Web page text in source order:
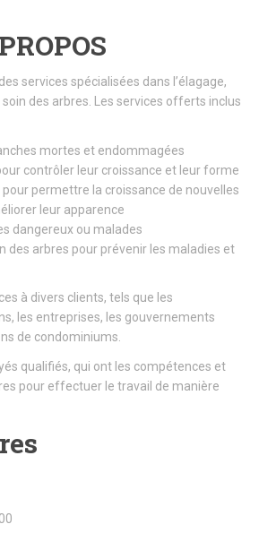
services spécialisées dans l’élagage,
soin des arbres. Les services offerts inclus
mortes et endommagées
contrôler leur croissance et leur forme
pour permettre la croissance de nouvelles
leur apparence
dangereux ou malades
des arbres pour prévenir les maladies et
à divers clients, tels que les
les entreprises, les gouvernements
de condominiums.
qualifiés, qui ont les compétences et
pour effectuer le travail de manière